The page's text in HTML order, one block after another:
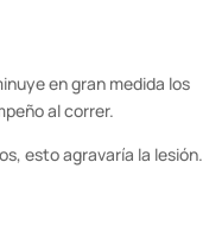
en gran medida los
al correr.
esto agravaría la lesión.